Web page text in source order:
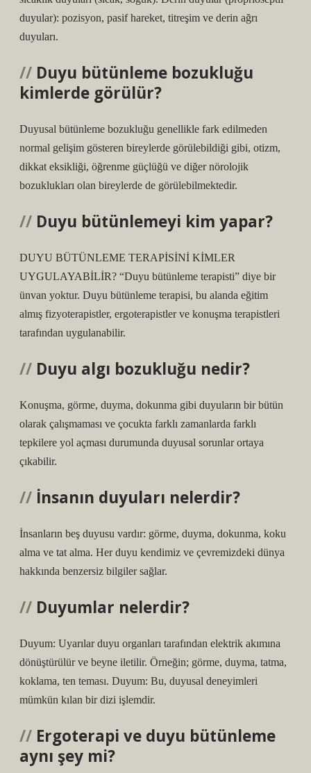
duyular): pozisyon, pasif hareket, titreşim ve derin ağrı
duyuları.
Duyu bütünleme bozukluğu
kimlerde görülür?
Duyusal bütünleme bozukluğu genellikle fark edilmeden
normal gelişim gösteren bireylerde görülebildiği gibi, otizm,
dikkat eksikliği, öğrenme güçlüğü ve diğer nörolojik
bozuklukları olan bireylerde de görülebilmektedir.
Duyu bütünlemeyi kim yapar?
DUYU BÜTÜNLEME TERAPİSİNİ KİMLER
UYGULAYABİLİR? “Duyu bütünleme terapisti” diye bir
ünvan yoktur. Duyu bütünleme terapisi, bu alanda eğitim
almış fizyoterapistler, ergoterapistler ve konuşma terapistleri
tarafından uygulanabilir.
Duyu algı bozukluğu nedir?
Konuşma, görme, duyma, dokunma gibi duyuların bir bütün
olarak çalışmaması ve çocukta farklı zamanlarda farklı
tepkilere yol açması durumunda duyusal sorunlar ortaya
çıkabilir.
İnsanın duyuları nelerdir?
İnsanların beş duyusu vardır: görme, duyma, dokunma, koku
alma ve tat alma. Her duyu kendimiz ve çevremizdeki dünya
hakkında benzersiz bilgiler sağlar.
Duyumlar nelerdir?
Duyum: Uyarılar duyu organları tarafından elektrik akımına
dönüştürülür ve beyne iletilir. Örneğin; görme, duyma, tatma,
koklama, ten teması. Duyum: Bu, duyusal deneyimleri
mümkün kılan bir dizi işlemdir.
Ergoterapi ve duyu bütünleme
aynı şey mi?